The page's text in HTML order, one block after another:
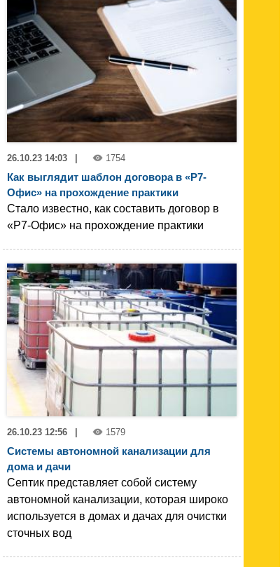
26.10.23 14:03 1754
Как выглядит шаблон договора в «Р7-
Офис» на прохождение практики
Стало известно, как составить договор в
«Р7-Офис» на прохождение практики
26.10.23 12:56 1579
Системы автономной канализации для
дома и дачи
Септик представляет собой систему
автономной канализации, которая широко
используется в домах и дачах для очистки
сточных вод